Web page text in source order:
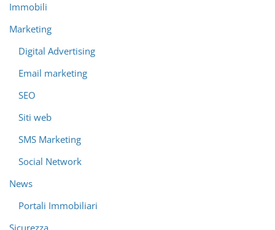
Immobili
Marketing
Digital Advertising
Email marketing
SEO
Siti web
SMS Marketing
Social Network
News
Portali Immobiliari